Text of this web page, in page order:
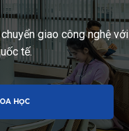
giao công nghệ với
tế.
HỌC